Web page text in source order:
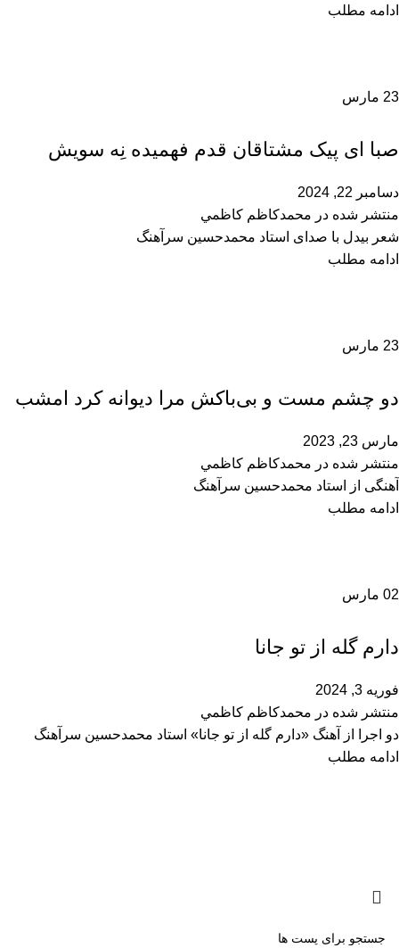
ادامه مطلب
23 مارس
صبا ای پیک مشتاقان قدم فهمیده نِه سویش
دسامبر 22, 2024
منتشر شده در محمدكاظم كاظمي
شعر بیدل با صدای استاد محمدحسین سرآهنگ
ادامه مطلب
23 مارس
دو چشم مست و بی‌باکش مرا دیوانه کرد امشب
مارس 23, 2023
منتشر شده در محمدكاظم كاظمي
آهنگی از استاد محمدحسین سرآهنگ
ادامه مطلب
02 مارس
دارم گله از تو جانا
فوریه 3, 2024
منتشر شده در محمدكاظم كاظمي
دو اجرا از آهنگ «دارم گله از تو جانا» استاد محمدحسین سرآهنگ
ادامه مطلب